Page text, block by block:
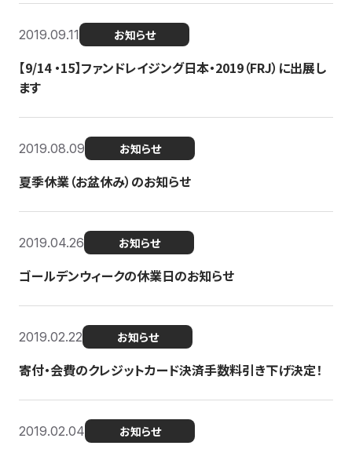
2019.09.11 お知らせ
【9/14 ・15】ファンドレイジング日本・2019（FRJ）に出展し
ます
2019.08.09 お知らせ
夏季休業（お盆休み）のお知らせ
2019.04.26 お知らせ
ゴールデンウィークの休業日のお知らせ
2019.02.22 お知らせ
寄付・会費のクレジットカード決済手数料引き下げ決定！
2019.02.04 お知らせ